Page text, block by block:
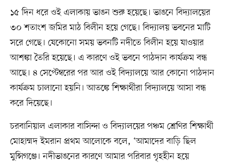
১৫ দিন ধরে ওই এলাকায় ভাঙন শুরু হয়েছে। ভাঙনে বিদ্যালয়ের
৩০ শতাংশ জমির মাঠ বিলীন হয়ে গেছে। বিদ্যালয় ভবনের মাটি
সরে গেছে। যেকোনো সময় ভবনটি নদীতে বিলীন হয়ে যাওয়ার
আশঙ্কা তৈরি হয়েছে। এ কারণে ওই ভবনে পাঠদান কার্যক্রম বন্ধ
আছে। ৪ সেপ্টেম্বরের পর আর ওই বিদ্যালয়ে আর কোনো পাঠদান
কার্যক্রম চালানো হয়নি। আতঙ্কে শিক্ষার্থীরা বিদ্যালয়ে আসা বন্ধ
করে দিয়েছে।
চরবানিয়াল এলাকার বাসিন্দা ও বিদ্যালয়ের পঞ্চম শ্রেণির শিক্ষার্থী
মোহাম্মদ ইমরান প্রথম আলোকে বলে, ‘আমাদের বাড়ি ছিল
মুন্সিগঞ্জে। নদীভাঙনের কারণে আমার পরিবার গৃহহীন হয়ে